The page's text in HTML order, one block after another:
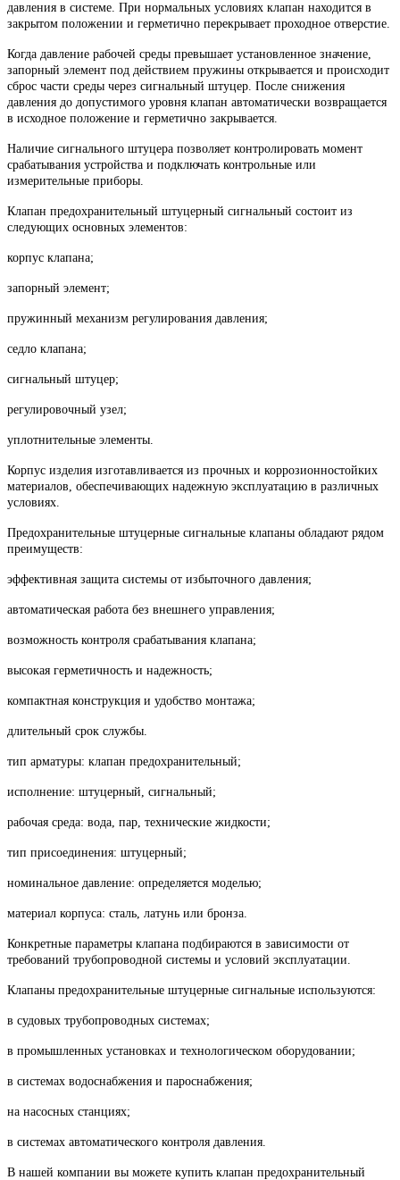
давления в системе. При нормальных условиях клапан находится в
закрытом положении и герметично перекрывает проходное отверстие.
Когда давление рабочей среды превышает установленное значение,
запорный элемент под действием пружины открывается и происходит
сброс части среды через сигнальный штуцер. После снижения
давления до допустимого уровня клапан автоматически возвращается
в исходное положение и герметично закрывается.
Наличие сигнального штуцера позволяет контролировать момент
срабатывания устройства и подключать контрольные или
измерительные приборы.
Клапан предохранительный штуцерный сигнальный состоит из
следующих основных элементов:
корпус клапана;
запорный элемент;
пружинный механизм регулирования давления;
седло клапана;
сигнальный штуцер;
регулировочный узел;
уплотнительные элементы.
Корпус изделия изготавливается из прочных и коррозионностойких
материалов, обеспечивающих надежную эксплуатацию в различных
условиях.
Предохранительные штуцерные сигнальные клапаны обладают рядом
преимуществ:
эффективная защита системы от избыточного давления;
автоматическая работа без внешнего управления;
возможность контроля срабатывания клапана;
высокая герметичность и надежность;
компактная конструкция и удобство монтажа;
длительный срок службы.
тип арматуры: клапан предохранительный;
исполнение: штуцерный, сигнальный;
рабочая среда: вода, пар, технические жидкости;
тип присоединения: штуцерный;
номинальное давление: определяется моделью;
материал корпуса: сталь, латунь или бронза.
Конкретные параметры клапана подбираются в зависимости от
требований трубопроводной системы и условий эксплуатации.
Клапаны предохранительные штуцерные сигнальные используются:
в судовых трубопроводных системах;
в промышленных установках и технологическом оборудовании;
в системах водоснабжения и пароснабжения;
на насосных станциях;
в системах автоматического контроля давления.
В нашей компании вы можете купить клапан предохранительный